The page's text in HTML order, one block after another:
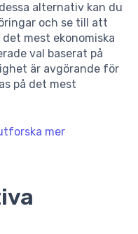
alternativ kan du
och se till att
mest ekonomiska
val baserat på
är avgörande för
på det mest
mer